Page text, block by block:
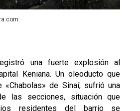
una fuerte explosión al
Keniana. Un oleoducto que
de Sinaí, sufrió una
las secciones, situación que
residentes del barrio se